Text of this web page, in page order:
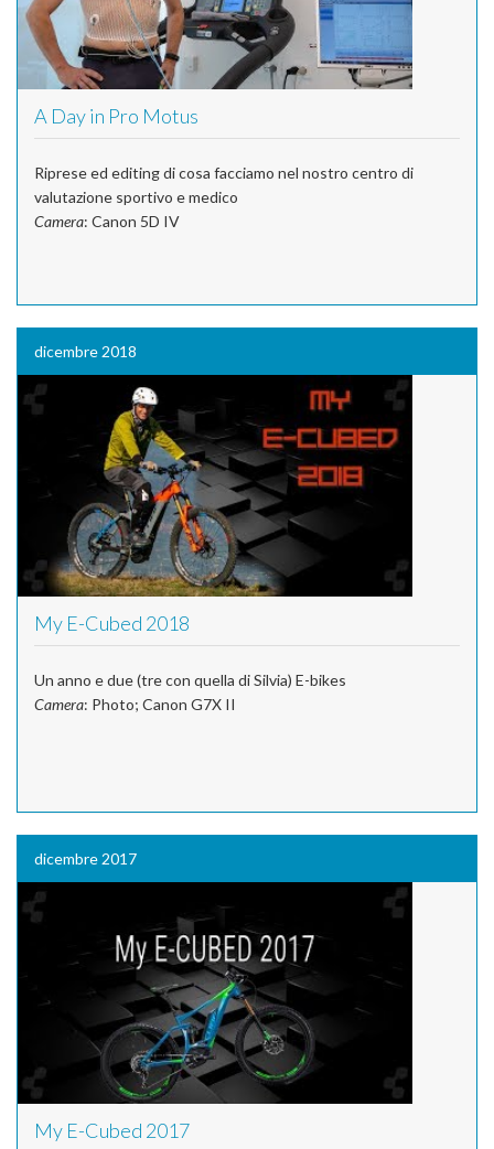
A Day in Pro Motus
Riprese ed editing di cosa facciamo nel nostro centro di
valutazione sportivo e medico
Camera: Canon 5D IV
dicembre 2018
My E-Cubed 2018
Un anno e due (tre con quella di Silvia) E-bikes
Camera: Photo; Canon G7X II
dicembre 2017
My E-Cubed 2017